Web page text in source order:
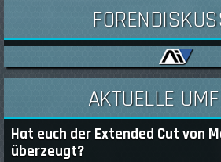
AKTUELLE
Hat euch der Extended Cut von
überzeugt?